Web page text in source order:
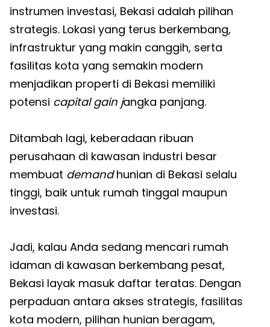
instrumen investasi, Bekasi adalah pilihan
strategis. Lokasi yang terus berkembang,
infrastruktur yang makin canggih, serta
fasilitas kota yang semakin modern
menjadikan properti di Bekasi memiliki
potensi capital gain jangka panjang.
Ditambah lagi, keberadaan ribuan
perusahaan di kawasan industri besar
membuat demandhunian di Bekasi selalu
tinggi, baik untuk rumah tinggal maupun
investasi.
Jadi, kalau Anda sedang mencari rumah
idaman di kawasan berkembang pesat,
Bekasi layak masuk daftar teratas. Dengan
perpaduan antara akses strategis, fasilitas
kota modern, pilihan hunian beragam,